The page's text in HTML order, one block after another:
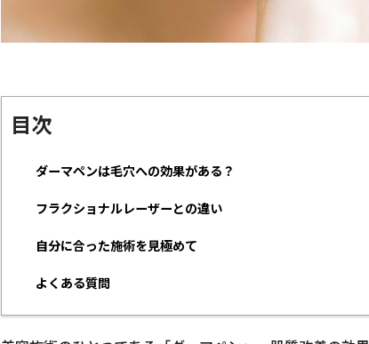
目次
ダーマペンは毛穴への効果がある？
フラクショナルレーザーとの違い
自分に合った施術を見極めて
よくある質問